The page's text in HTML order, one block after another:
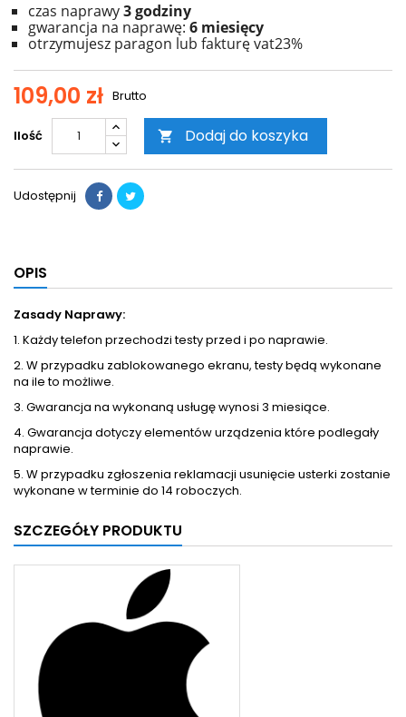
czas naprawy3 godziny
gwarancja na naprawę: 6 miesięcy
otrzymujesz paragon lub fakturę vat23%
109,00 zł Brutto
Ilość  Dodaj do koszyka
Udostępnij
OPIS
Zasady Naprawy:
1. Każdy telefon przechodzi testy przed i po naprawie.
2. W przypadku zablokowanego ekranu, testy będą wykonane
na ile to możliwe.
3. Gwarancja na wykonaną usługę wynosi 3 miesiące.
4. Gwarancja dotyczy elementów urządzenia które podlegały
naprawie.
5. W przypadku zgłoszenia reklamacji usunięcie usterki zostanie
wykonane w terminie do 14 roboczych.
SZCZEGÓŁY PRODUKTU